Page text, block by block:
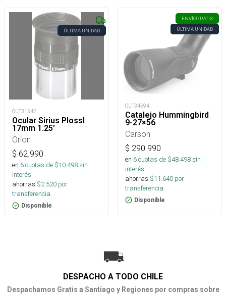
ÚLTIMA UNIDAD
OUT31542
Ocular Sirius Plossl
17mm 1.25'
Orion
$ 62.990
en 6cuotas de $10.498sin
interés
ahorras $2.520 por
transferencia.
Disponible
ENVÍOGRATIS
ÚLTIMA UNIDAD
OUT34594
Catalejo Hummingbird
9-27×56
Carson
$ 290.990
en 6cuotas de $48.498sin
interés
ahorras $11.640 por
transferencia.
Disponible
DESPACHO A TODO CHILE
Despachamos Gratis a Santiago y Regiones por compras sobre